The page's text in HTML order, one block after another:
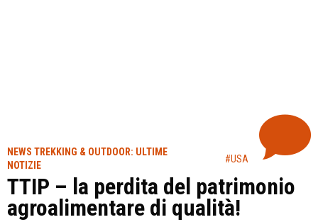
NEWS TREKKING & OUTDOOR: ULTIME
NOTIZIE
#USA
TTIP – la perdita del patrimonio
agroalimentare di qualità!